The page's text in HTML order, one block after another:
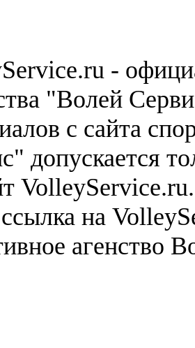
-
"Волей
с сайта
допускается
на
агенство